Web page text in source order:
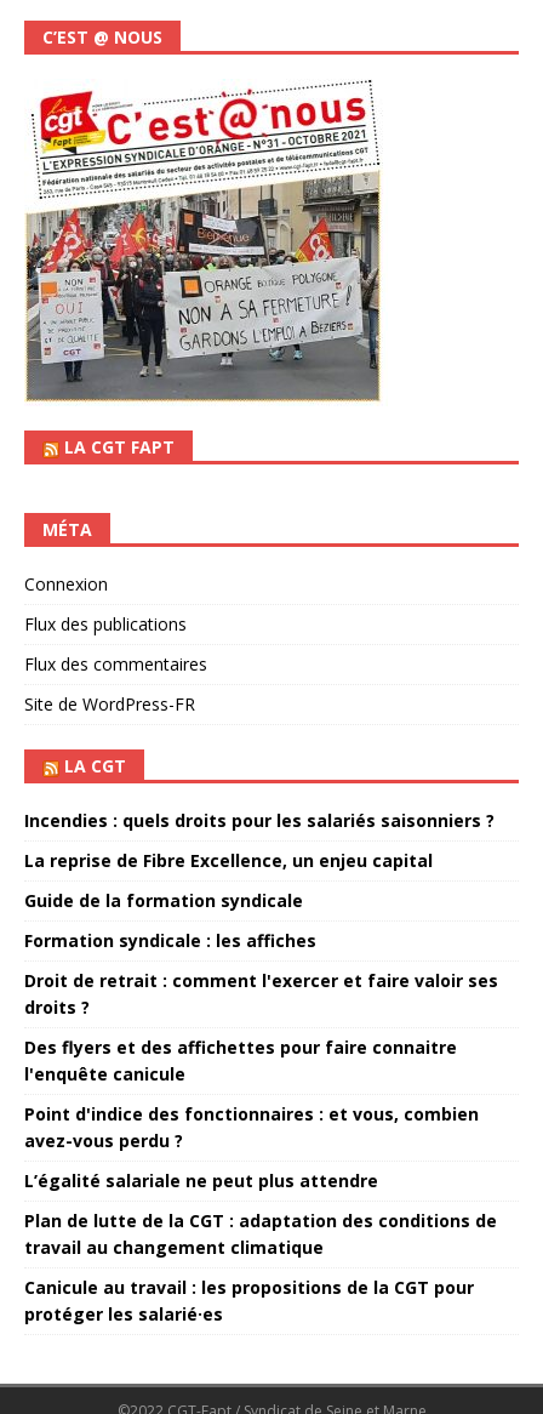
C’EST @ NOUS
LA CGT FAPT
MÉTA
Connexion
Flux des publications
Flux des commentaires
Site de WordPress-FR
LA CGT
Incendies : quels droits pour les salariés saisonniers ?
La reprise de Fibre Excellence, un enjeu capital
Guide de la formation syndicale
Formation syndicale : les affiches
Droit de retrait : comment l'exercer et faire valoir ses
droits ?
Des flyers et des affichettes pour faire connaitre
l'enquête canicule
Point d'indice des fonctionnaires : et vous, combien
avez-vous perdu ?
L’égalité salariale ne peut plus attendre
Plan de lutte de la CGT : adaptation des conditions de
travail au changement climatique
Canicule au travail : les propositions de la CGT pour
protéger les salarié·es